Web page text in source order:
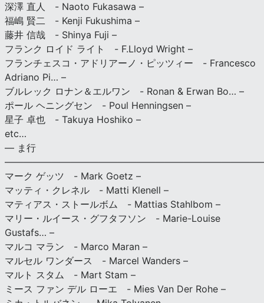
深澤 直人 - Naoto Fukasawa –
福嶋 賢二 - Kenji Fukushima –
藤井 信哉 - Shinya Fuji –
フランク ロイド ライト - F.Lloyd Wright –
フランチェスコ・アドリアーノ・ピッツィー - Francesco
Adriano Pi… –
ブルレック ロナン＆エルワン - Ronan & Erwan Bo… –
ポール ヘニングセン - Poul Henningsen –
星子 卓也 - Takuya Hoshiko –
etc…
— ま行
マーク ゲッツ - Mark Goetz –
マッティ・クレネル - Matti Klenell –
マティアス・ストールボム - Mattias Stahlbom –
マリー・ルイース・グフタフソン - Marie-Louise
Gustafs… –
マルコ マラン - Marco Maran –
マルセル ワンダース - Marcel Wanders –
マルト スタム - Mart Stam –
ミース ファン デル ローエ - Mies Van Der Rohe –